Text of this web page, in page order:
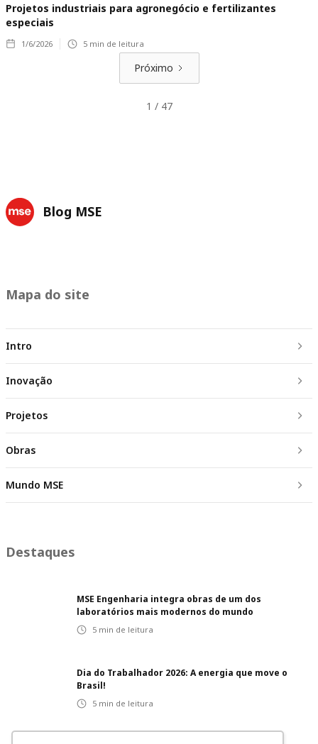
Projetos industriais para agronegócio e fertilizantes
especiais
1/6/2026 5 min de leitura
Próximo
1 / 47
Blog MSE
Mapa do site
Intro
Inovação
Projetos
Obras
Mundo MSE
Destaques
MSE Engenharia integra obras de um dos
laboratórios mais modernos do mundo
5 min de leitura
Dia do Trabalhador 2026: A energia que move o
Brasil!
5 min de leitura